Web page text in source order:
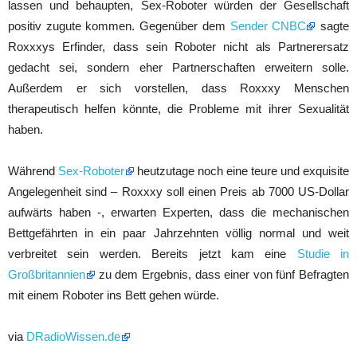
lassen und behaupten, Sex-Roboter würden der Gesellschaft
positiv zugute kommen. Gegenüber dem Sender CNBC
sagte
Roxxxys Erfinder, dass sein Roboter nicht als Partnerersatz
gedacht sei, sondern eher Partnerschaften erweitern solle.
Außerdem er sich vorstellen, dass Roxxxy Menschen
therapeutisch helfen könnte, die Probleme mit ihrer Sexualität
haben.
Während Sex-Roboter
heutzutage noch eine teure und exquisite
Angelegenheit sind – Roxxxy soll einen Preis ab 7000 US-Dollar
aufwärts haben -, erwarten Experten, dass die mechanischen
Bettgefährten in ein paar Jahrzehnten völlig normal und weit
verbreitet sein werden. Bereits jetzt kam eine Studie in
Großbritannien
zu dem Ergebnis, dass einer von fünf Befragten
mit einem Roboter ins Bett gehen würde.
via DRadioWissen.de